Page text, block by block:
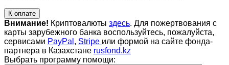
К оплате
Внимание! Криптовалюты здесь. Для пожертвования с
карты зарубежного банка воспользуйтесь, пожалуйста,
сервисами PayPal , Stripe или формой на сайте фонда-
партнера в Казахстане rusfond.kz
Выбрать программу помощи: